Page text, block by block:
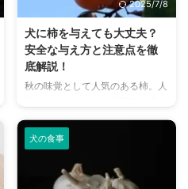
が必要不可欠です。 本記事で
ッグフードの選び方や成分、おす
すめの商品まで徹底解説します。
愛犬の健康的な皮膚と被毛を保つ
ために、ぜひ最後までご覧くださ
皮膚トラブル対策の基本で、内 ...
2025/7/8
犬に柿を与えても大丈夫？
安全な与え方と注意点を徹
底解説！
秋の味覚として人気のある柿。人
果物ですが、愛犬に与えても安全
なのでしょうか？ この記事で
は、犬に与える柿の安全性という
観点から、柿を与える際のメリッ
トや注意点、安全な与え方につい
犬の食事